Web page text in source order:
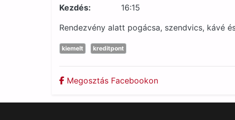
Kezdés: 16:15
Rendezvény alatt pogácsa, szendvics, kávé
kiemelt kreditpont
Megosztás Facebookon